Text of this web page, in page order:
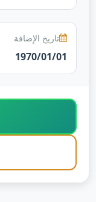
تاريخ الإضافة
1970/01/01